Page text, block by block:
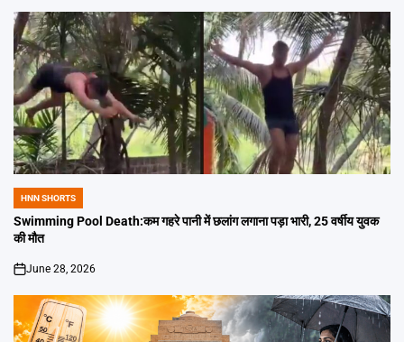
POSTED
IN
HNN SHORTS
Swimming Pool Death:कम गहरे पानी में छलांग लगाना पड़ा भारी, 25 वर्षीय युवक
की मौत
on
June 28, 2026